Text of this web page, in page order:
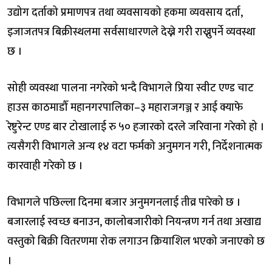
उद्योग दर्ताको प्रमाणपत्र तथा व्यवसायको हकमा व्यवसाय दर्ता,
इजाजतपत्र बिक्रीस्थलमा सर्वसाधारणले देख्ने गरी राख्नुपर्ने व्यवस्था
छ ।
सोही व्यवस्था पालना नगरेको भन्दै विभागले प्रिया स्वीट एण्ड चाट
हाउस काठमाडौँ महानगरपालिका–३ महाराजगञ्ज र आई क्याफे
रेष्टुरेन्ट एण्ड बार टोखालाई रु ५० हजारको दरले जरिवाना गरेको हो ।
त्यसैगरी विभागले अन्य १४ वटा फर्मको अनुमगन गरी, निर्देशनात्मक
कारवाही गरेको छ ।
विभागले पछिल्ला दिनमा बजार अनुमगनलाई तीव्र पारेको छ ।
बजारलाई स्वच्छ बनाउन, कालोबजारीको नियन्त्रण गर्न तथा अखाद्य
वस्तुको बिक्री वितरणमा रोक लगाउन क्रियाशिल भएको जनाएको छ
।